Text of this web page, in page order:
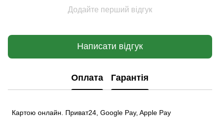
Додайте перший відгук
Написати відгук
Оплата Гарантія
Картою онлайн. Приват24, Google Pay, Apple Pay